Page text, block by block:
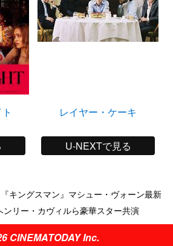
レイヤー・ケーキ
U-NEXTで見る
『キングスマン』マシュー・ヴォーン最新
リー・カヴィルら豪華スター共演
CINEMATODAY Inc.